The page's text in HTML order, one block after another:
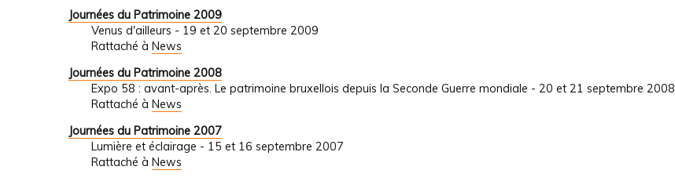
Journées du Patrimoine 2009
Venus d'ailleurs - 19 et 20 septembre 2009
Rattaché à News
Journées du Patrimoine 2008
Expo 58 : avant-après. Le patrimoine bruxellois depuis la Seconde Guerre mondiale - 20 et 21 septembre 2008
Rattaché à News
Journées du Patrimoine 2007
Lumière et éclairage - 15 et 16 septembre 2007
Rattaché à News